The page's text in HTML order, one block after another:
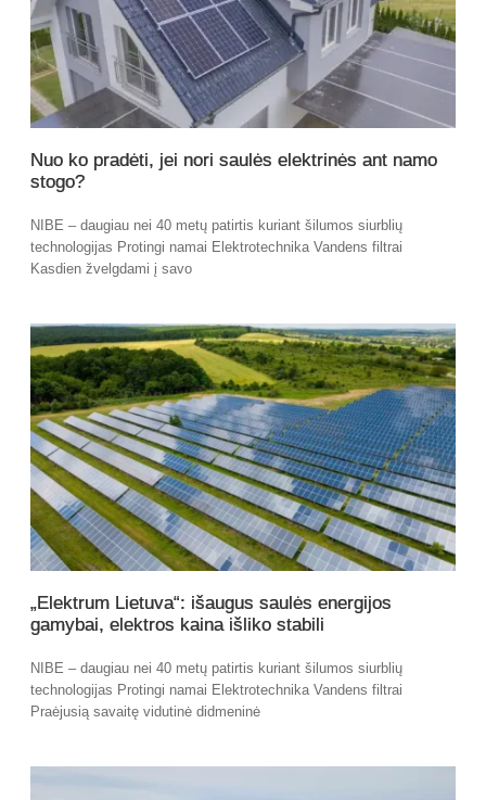
Nuo ko pradėti, jei nori saulės elektrinės ant namo
stogo?
NIBE – daugiau nei 40 metų patirtis kuriant šilumos siurblių
technologijas Protingi namai Elektrotechnika Vandens filtrai
Kasdien žvelgdami į savo
„Elektrum Lietuva“: išaugus saulės energijos
gamybai, elektros kaina išliko stabili
NIBE – daugiau nei 40 metų patirtis kuriant šilumos siurblių
technologijas Protingi namai Elektrotechnika Vandens filtrai
Praėjusią savaitę vidutinė didmeninė